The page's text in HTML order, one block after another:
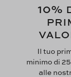
10%
Il tuo
minimo di
alle